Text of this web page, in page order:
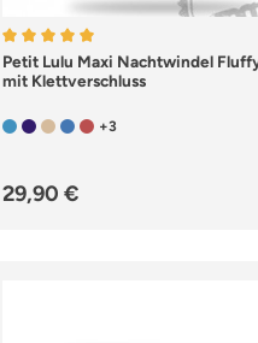
Durchschnittliche
Petit Lulu Maxi Nachtwindel
mit Klettverschluss
+3
Regulärer Preis:
29,90 €